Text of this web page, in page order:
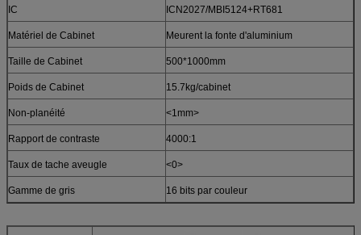
IC ICN2027/MBI5124+RT681
Matériel de Cabinet Meurent la fonte d'aluminium
Taille de Cabinet 500*1000mm
Poids de Cabinet 15.7kg/cabinet
Non-planéité <1mm>
Rapport de contraste 4000:1
Taux de tache aveugle <0>
Gamme de gris 16 bits par couleur